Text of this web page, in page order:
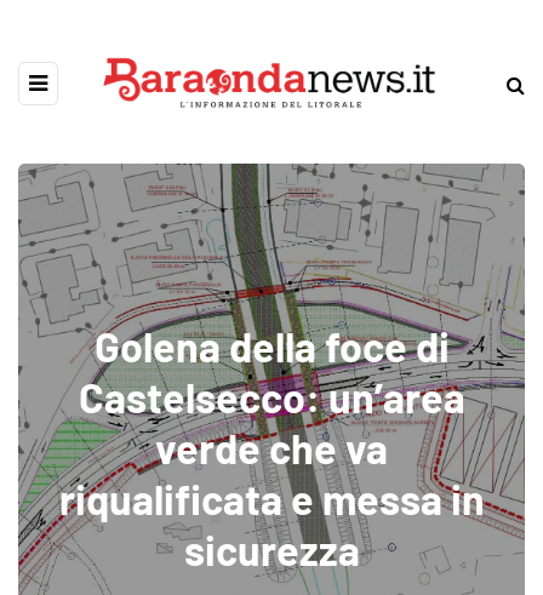
Golena della foce di
Castelsecco: un’area
verde che va
riqualificata e messa in
sicurezza